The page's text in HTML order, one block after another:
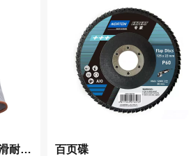
史丹利劳保手套乳胶防滑耐磨耐用防护手套丁晴可触屏木工机修车间 ST5328丁腈手套（单副）防水防油 S 百页碟